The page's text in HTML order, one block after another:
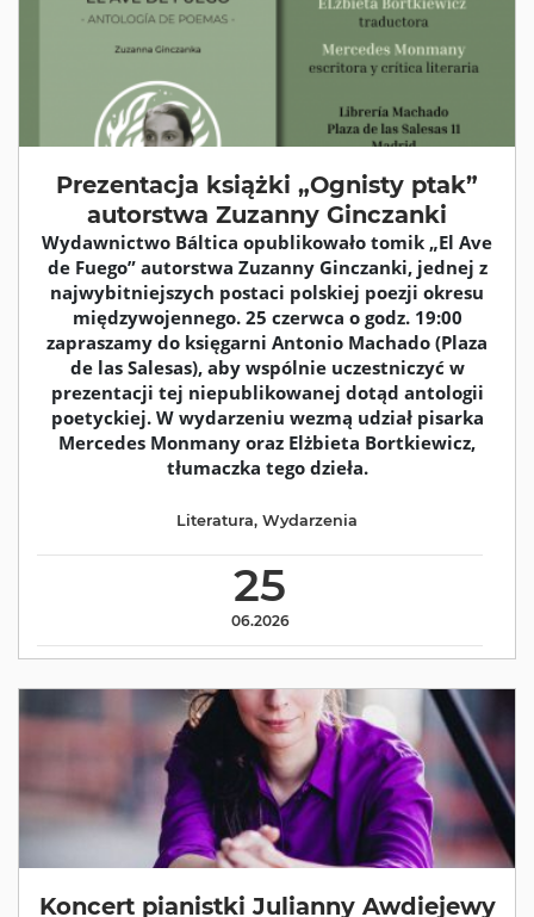
Prezentacja książki „Ognisty ptak”
autorstwa Zuzanny Ginczanki
Wydawnictwo Báltica opublikowało tomik „El Ave
de Fuego” autorstwa Zuzanny Ginczanki, jednej z
najwybitniejszych postaci polskiej poezji okresu
międzywojennego. 25 czerwca o godz. 19:00
zapraszamy do księgarni Antonio Machado (Plaza
de las Salesas), aby wspólnie uczestniczyć w
prezentacji tej niepublikowanej dotąd antologii
poetyckiej. W wydarzeniu wezmą udział pisarka
Mercedes Monmany oraz Elżbieta Bortkiewicz,
tłumaczka tego dzieła.
25
06.2026
Literatura, Wydarzenia
Koncert pianistki Julianny Awdiejewy